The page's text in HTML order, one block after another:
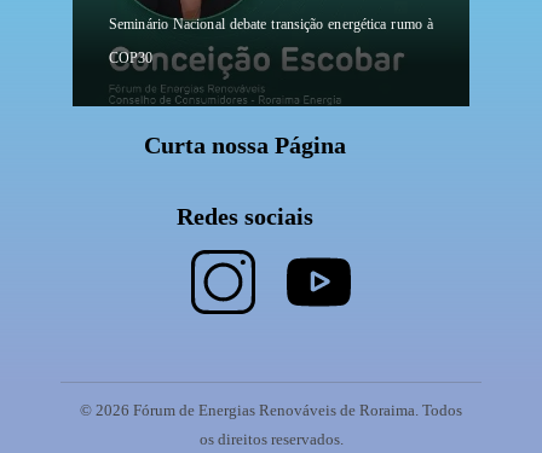
Seminário Nacional debate transição energética rumo à
COP30
Curta nossa Página
Redes sociais
© 2026 Fórum de Energias Renováveis de Roraima. Todos
os direitos reservados.